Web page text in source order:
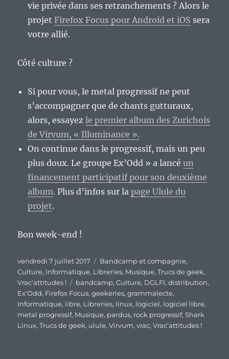
vie privée dans ses retranchements ? Alors le
projetFirefox Focus pour Android et iOS sera
votre allié.
Côté culture ?
Si pour vous, le metal progressif ne peut
s’accompagner que de chants gutturaux,
alors, essayezle premier album des Zurichois
de Virvum, « Illuminance ».
On continue dans le progressif, mais un peu
plus doux. Le groupe Ex’Odd » a lancéun
financement participatif pour son deuxième
album. Plus d’infos sur lapage Ulule du
projet.
Bon week-end !
Publié
le
vendredi 7 juillet 2017 Catégories
Bandcamp et compagnie,
Culture, Informatique, Libreries, Musique,Trucs de geek,
Vrac'attitudes !
Étiquettes
bandcamp,Culture, DGLFI,distribution,
Ex'Odd, Firefox Focus,geekeries,grammalecte,
Informatique, libre, Libreries, linux, logiciel, logiciel libre,
metal progressif, Musique, pardus, rock progressif,Shark
Linux,Trucs de geek, ulule,Virvum,vrac,Vrac'attitudes !